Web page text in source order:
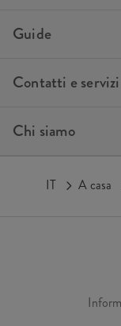
Guide
Contatti e servizi
Chi siamo
IT A casa